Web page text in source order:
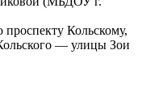
Кольскому,
— улицы Зои